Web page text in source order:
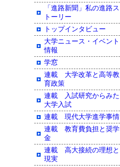
「進路新聞」私の進路ス
トーリー
トップインタビュー
大学ニュース・イベント
情報
学窓
連載 大学改革と高等教
育政策
連載 入試研究からみた
大学入試
連載 現代大学進学事情
連載 教育費負担と奨学
金
連載 高大接続の理想と
現実